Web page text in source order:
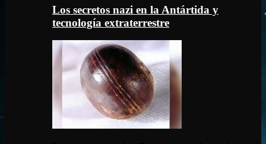
Los secretos nazi en la Antártida y
tecnología extraterrestre